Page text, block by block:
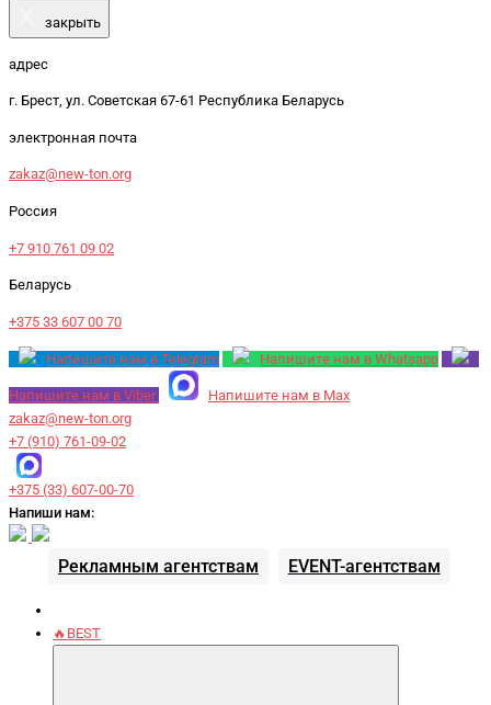
закрыть
адрес
г. Брест, ул. Советская 67-61 Республика Беларусь
электронная почта
zakaz@new-ton.org
Россия
+7 910 761 09 02
Беларусь
+375 33 607 00 70
Напишите нам в Telegram Напишите нам в Whatsapp
Напишите нам в Viber
Напишите нам в Max
zakaz@new-ton.org
+7 (910) 761-09-02
+375 (33) 607-00-70
Напиши нам:
Рекламным агентствам EVENT-агентствам
🔥BEST